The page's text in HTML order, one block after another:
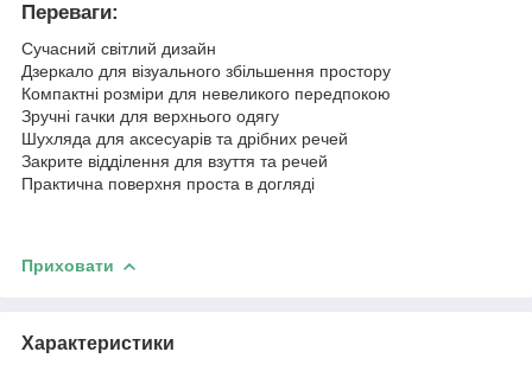
Переваги:
Сучасний світлий дизайн
Дзеркало для візуального збільшення простору
Компактні розміри для невеликого передпокою
Зручні гачки для верхнього одягу
Шухляда для аксесуарів та дрібних речей
Закрите відділення для взуття та речей
Практична поверхня проста в догляді
Приховати
Характеристики